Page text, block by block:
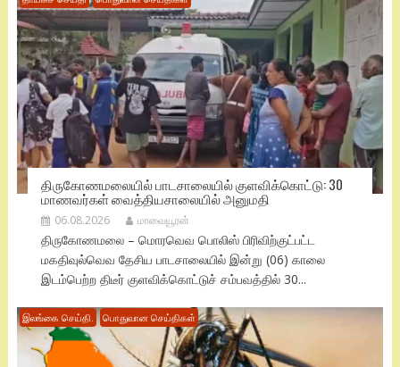
திருகோணமலையில் பாடசாலையில் குளவிக்கொட்டு: 30
மாணவர்கள் வைத்தியசாலையில் அனுமதி
06.08.2026 மாவையூரன்
திருகோணமலை – மொரவெவ பொலிஸ் பிரிவிற்குட்பட்ட
மகதிவுல்வெவ தேசிய பாடசாலையில் இன்று (06) காலை
இடம்பெற்ற திடீர் குளவிக்கொட்டுச் சம்பவத்தில் 30...
இலங்கை செய்தி. பொதுவான செய்திகள்